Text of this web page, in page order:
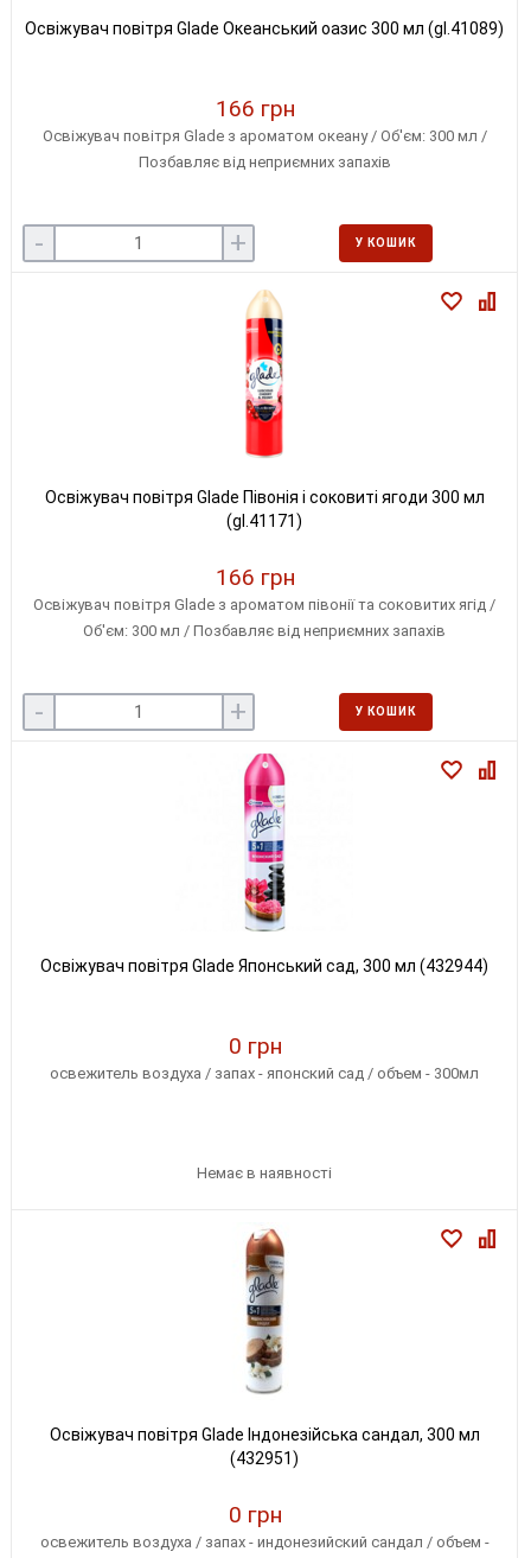
Освіжувач повітря Glade Океанський оазис 300 мл (gl.41089)
166 грн
Освіжувач повітря Glade з ароматом океану / Об'єм: 300 мл /
Позбавляє від неприємних запахів
- + У КОШИК
Освіжувач повітря Glade Півонія і соковиті ягоди 300 мл
(gl.41171)
166 грн
Освіжувач повітря Glade з ароматом півонії та соковитих ягід /
Об'єм: 300 мл / Позбавляє від неприємних запахів
- + У КОШИК
Освіжувач повітря Glade Японський сад, 300 мл (432944)
0 грн
освежитель воздуха / запах - японский сад / объем - 300мл
Немає в наявності
Освіжувач повітря Glade Індонезійська сандал, 300 мл
(432951)
0 грн
освежитель воздуха / запах - индонезийский сандал / объем -